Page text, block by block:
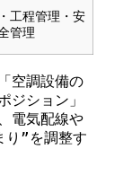
工程管理・安
管理
空調設備の
ジション」
電気配線や
り”を調整す